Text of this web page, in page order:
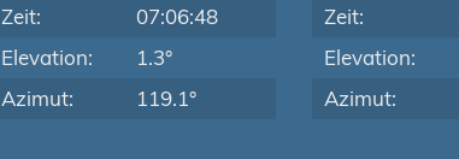
Zeit:
07:06:48
Elevation:
1.3°
Azimut:
119.1°
Zeit:
Elevation:
Azimut: